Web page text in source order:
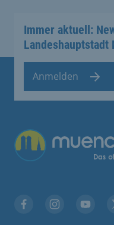
Immer aktuell:
Landeshauptstadt
Anmelden